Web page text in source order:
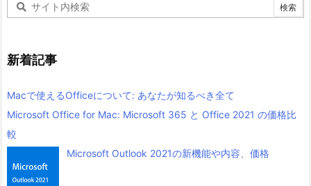
新着記事
Macで使えるOfficeについて: あなたが知るべき全て
Microsoft Office for Mac: Microsoft 365 と Office 2021 の価格比
較
Microsoft Outlook 2021の新機能や内容、価格